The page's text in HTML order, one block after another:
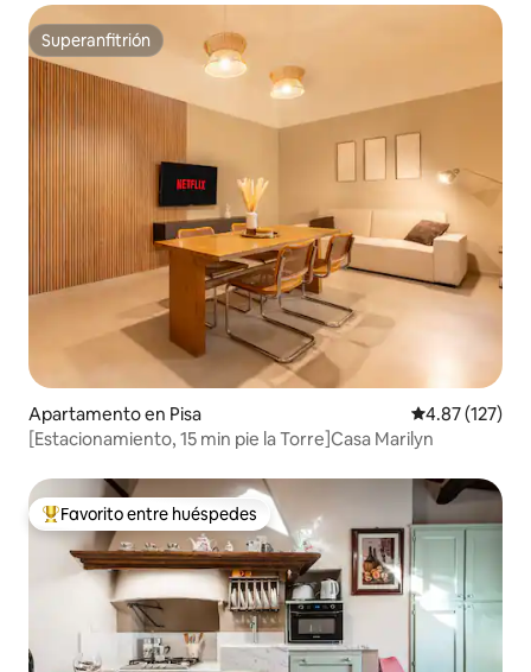
Superanfitrión
Superanfitrión
Apartamento en Pisa Calificación
4.87 (127)
[Estacionamiento, 15 min pie la Torre]Casa Marilyn
Favorito entre huéspedes preferido
Favorito entre huéspedes